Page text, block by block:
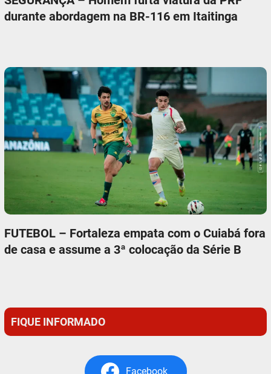
durante abordagem na BR-116 em Itaitinga
FUTEBOL – Fortaleza empata com o Cuiabá fora
de casa e assume a 3ª colocação da Série B
FIQUE INFORMADO
Facebook